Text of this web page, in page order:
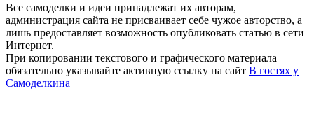
Все самоделки и идеи принадлежат их авторам,
администрация сайта не присваивает себе чужое авторство, а
лишь предоставляет возможность опубликовать статью в сети
Интернет.
При копировании текстового и графического материала
обязательно указывайте активную ссылку на сайт В гостях у
Самоделкина